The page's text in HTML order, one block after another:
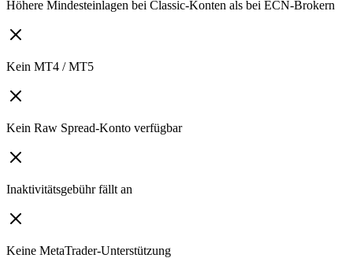
Höhere Mindesteinlagen bei Classic-Konten als bei ECN-Brokern
Kein MT4 / MT5
Kein Raw Spread-Konto verfügbar
Inaktivitätsgebühr fällt an
Keine MetaTrader-Unterstützung